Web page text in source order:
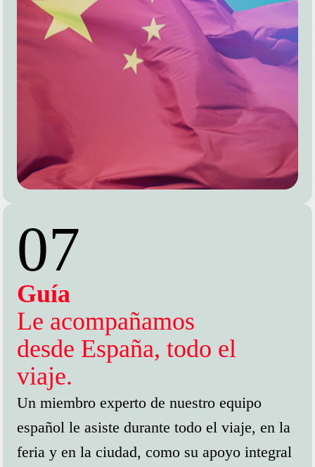
07
Guía
Le acompañamos
desde España, todo el
viaje.
Un miembro experto de nuestro equipo
español le asiste durante todo el viaje, en la
feria y en la ciudad, como su apoyo integral